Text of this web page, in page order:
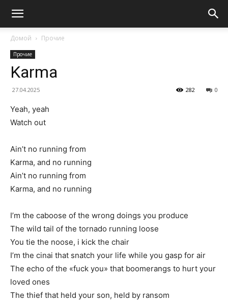
Домой Прочие
Прочие
Karma
27.04.2025 0
282
Yeah, yeah
Watch out
Ain’t no running from
Karma, and no running
Ain’t no running from
Karma, and no running
I’m the caboose of the wrong doings you produce
The wild tail of the tornado running loose
You tie the noose, i kick the chair
I’m the cinai that snatch your life while you gasp for air
The echo of the «fuck you» that boomerangs to hurt your
loved ones
The thief that held your son, held by ransom